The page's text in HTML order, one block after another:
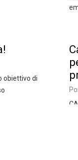
obiettivo di